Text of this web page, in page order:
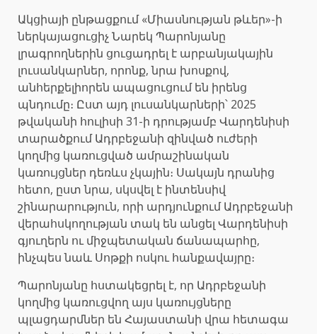
Ակցիայի ընթացքում «Միասնության թևեր»-ի
ներկայացուցիչ Նարեկ Պարոնյանը
լրագրողներին ցուցադրել է արբանյակային
լուսանկարներ, որոնք, նրա խոսքով,
անհերքելիորեն ապացուցում են իրենց
պնդումը։ Ըստ այդ լուսանկարների՝ 2025
թվականի հուլիսի 31-ի դրությամբ Վարդենիսի
տարածքում Ադրբեջանի զինված ուժերի
կողմից կառուցված ամրաշինական
կառույցներ դեռևս չկային։ Սակայն դրանից
հետո, ըստ նրա, սկսվել է ինտենսիվ
շինարարություն, որի արդյունքում Ադրբեջանի
վերահսկողության տակ են անցել Վարդենիսի
գյուղերն ու միջպետական ճանապարհը,
ինչպես նաև Սոթքի ոսկու հանքավայրը։
Պարոնյանը հստակեցրել է, որ Ադրբեջանի
կողմից կառուցվող այս կառույցները
պլացդարմներ են Հայաստանի վրա հետագա